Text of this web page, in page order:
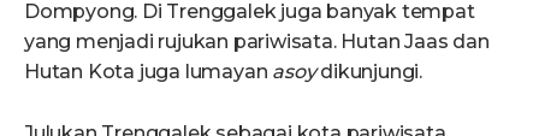
Dompyong. Di Trenggalek juga banyak tempat
yang menjadi rujukan pariwisata. Hutan Jaas dan
Hutan Kota juga lumayan asoydikunjungi.